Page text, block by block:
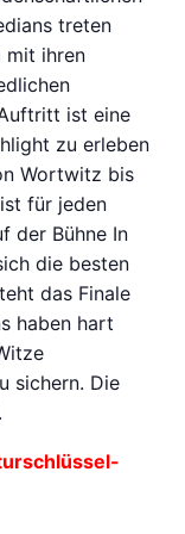
treten
mit ihren
ist eine
zu erleben
Wortwitz bis
für jeden
der Bühne In
die besten
das Finale
haben hart
sichern. Die